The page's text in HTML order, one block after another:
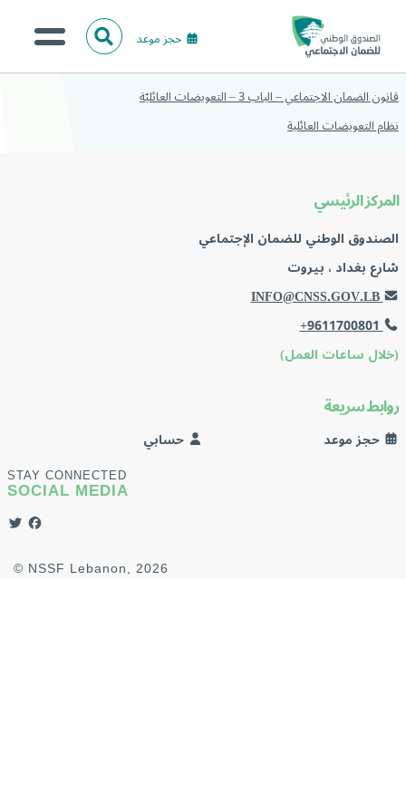
حجز موعد ا
ل
من نحن؟
البحث
عن:
قانون الضمان الاجتماعي – الباب 3 – التعويضات العائليّة
نظام التعويضات العائلية
المركز الرئيسي
الصندوق الوطني للضمان الإجتماعي
شارع بغداد ، بيروت
INFO@CNSS.GOV.LB
+9611700801
(خلال ساعات العمل)
روابط سريعة
حجز موعد حسابي
STAY CONNECTED
SOCIAL MEDIA
© NSSF Lebanon, 2026